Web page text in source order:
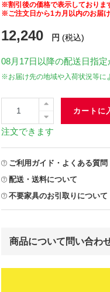
※割引後の価格で表示しておりま
※ご注文日から1カ月以内のお届け
12,240 円 (税込)
08月17日 以降の配送日指
※お届け先の地域や入荷状況等に
カートに
注文できます
ご利用ガイド・よくある質問
配送・送料について
不要家具のお引取りについて
商品について問い合わ